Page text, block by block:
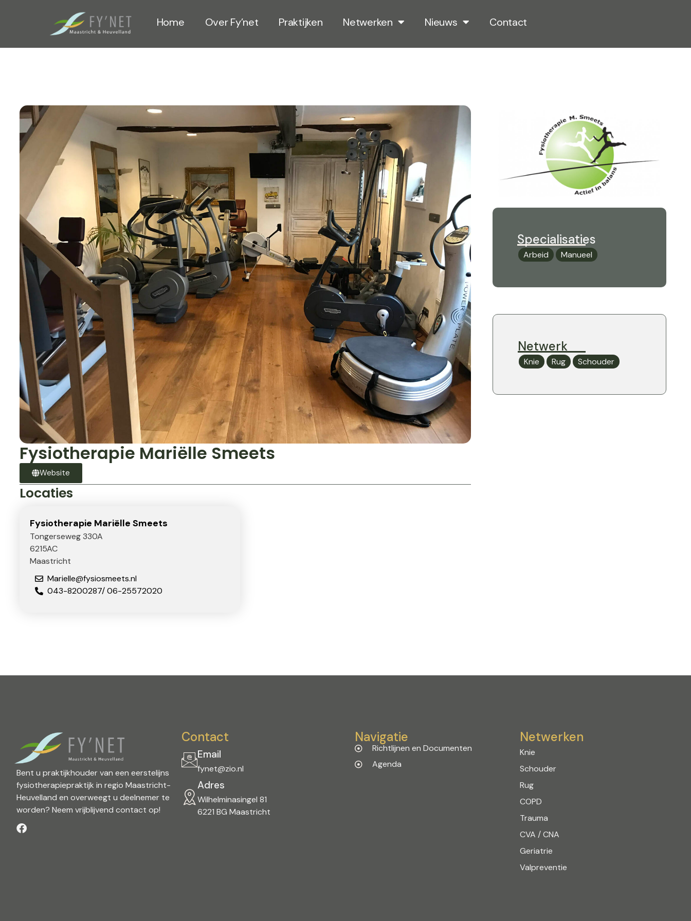
Home Over Fy’net Praktijken Netwerken Nieuws Contact
Fysiotherapie Mariëlle Smeets
Website
Locaties
Fysiotherapie Mariëlle Smeets
Tongerseweg 330A
6215AC
Maastricht
Marielle@fysiosmeets.nl
043-8200287/ 06-25572020
Specialisaties
Arbeid Manueel
Netwerk
Knie Rug Schouder
Bent u praktijkhouder van een eerstelijns
fysiotherapiepraktijk in regio Maastricht-
Heuvelland en overweegt u deelnemer te
worden? Neem vrijblijvend contact op!
Contact
Email
fynet@zio.nl
Adres
Wilhelminasingel 81
6221 BG Maastricht
Navigatie
Richtlijnen en Documenten
Agenda
Netwerken
Knie
Schouder
Rug
COPD
Trauma
CVA / CNA
Geriatrie
Valpreventie